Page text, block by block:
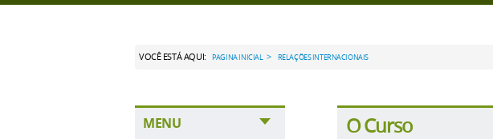
VOCÊ ESTÁ AQUI: PAGINA INICIAL > RELAÇÕES INTERNACIONAIS
MENU O Curso